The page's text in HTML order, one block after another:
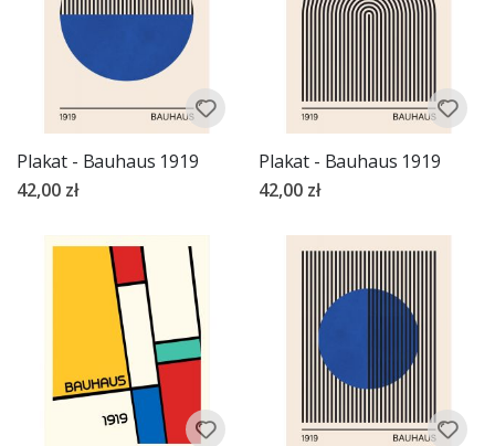
Plakat - Bauhaus 1919
42,00 zł
Plakat - Bauhaus 1919
42,00 zł